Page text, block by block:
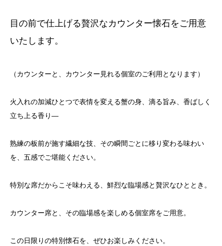
目の前で仕上げる贅沢なカウンター懐石をご用意
いたします。
（カウンターと、カウンター見れる個室のご利用となります）
火入れの加減ひとつで表情を変える蟹の身、滴る旨み、香ばしく
立ち上る香り―
熟練の板前が施す繊細な技、その瞬間ごとに移り変わる味わい
を、五感でご堪能ください。
特別な席だからこそ味わえる、鮮烈な臨場感と贅沢なひととき。
カウンター席と、その臨場感を楽しめる個室席をご用意。
この日限りの特別懐石を、ぜひお楽しみください。